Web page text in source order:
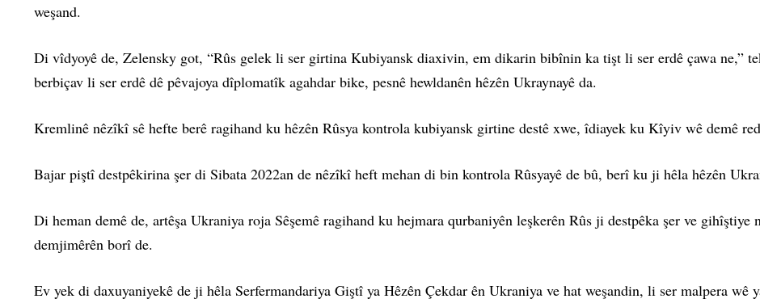
weşand.
Di vîdyoyê de, Zelensky got, “Rûs gelek li ser girtina Kubiyansk diaxivin, em dikarin bibînin ka tişt li ser erdê çawa ne,”
berbiçav li ser erdê dê pêvajoya dîplomatîk agahdar bike, pesnê hewldanên hêzên Ukraynayê da.
Kremlinê nêzîkî sê hefte berê ragihand ku hêzên Rûsya kontrola kubiyansk girtine destê xwe, îdiayek ku Kîyiv wê demê
Bajar piştî destpêkirina şer di Sibata 2022an de nêzîkî heft mehan di bin kontrola Rûsyayê de bû, berî ku ji hêla hêzên
Di heman demê de, artêşa Ukraniya roja Sêşemê ragihand ku hejmara qurbaniyên leşkerên Rûs ji destpêka şer ve
demjimêrên borî de.
Ev yek di daxuyaniyekê de ji hêla Serfermandariya Giştî ya Hêzên Çekdar ên Ukraniya ve hat weşandin, li ser malpera wê